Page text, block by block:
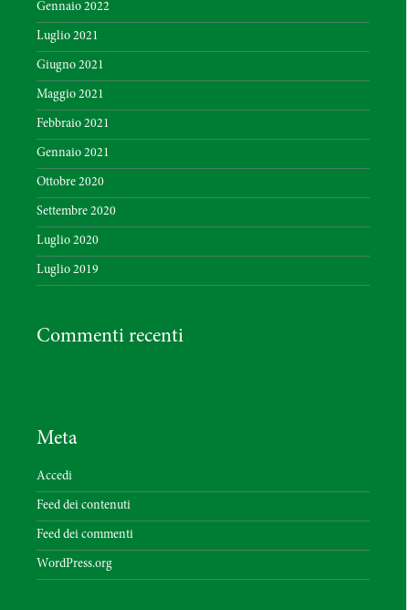
Gennaio 2022
Luglio 2021
Giugno 2021
Maggio 2021
Febbraio 2021
Gennaio 2021
Ottobre 2020
Settembre 2020
Luglio 2020
Luglio 2019
Commenti recenti
Meta
Accedi
Feed dei contenuti
Feed dei commenti
WordPress.org